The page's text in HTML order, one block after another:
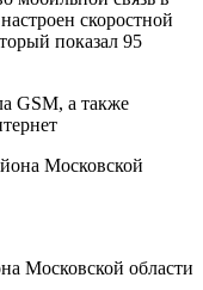
скоростной
показал 95
GSM, а также
Московской области